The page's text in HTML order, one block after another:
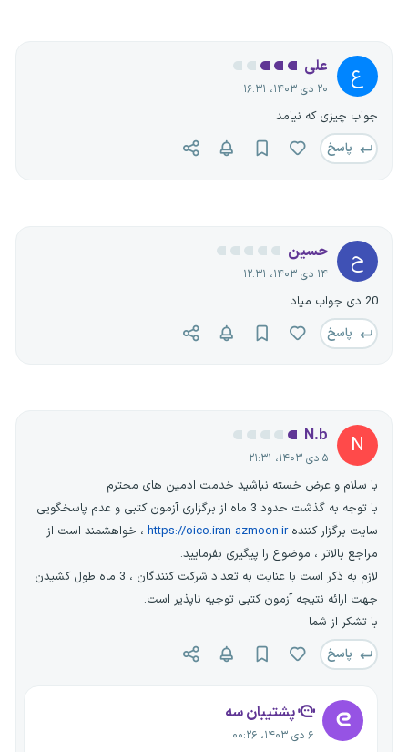
ع علی
۲۰ دی ۱۴۰۳، ۱۶:۳۱
جواب چیزی که نیامد
پاسخ
ح حسین
۱۴ دی ۱۴۰۳، ۱۲:۳۱
20 دی جواب میاد
پاسخ
N
N.b
۵ دی ۱۴۰۳، ۲۱:۳۱
با سلام و عرض خسته نباشید خدمت ادمین های محترم
با توجه به گذشت حدود 3 ماه از برگزاری آزمون کتبی و عدم پاسخگویی
سایت برگزار کنندهhttps://oico.iran-azmoon.ir ، خواهشمند است از
مراجع بالاتر ، موضوع را پیگیری بفرمایید.
لازم به ذکر است با عنایت به تعداد شرکت کنندگان ، 3 ماه طول کشیدن
جهت ارائه نتیجه آزمون کتبی توجیه ناپذیر است.
با تشکر از شما
پاسخ
پشتیبان سه
۶ دی ۱۴۰۳، ۰۰:۲۶